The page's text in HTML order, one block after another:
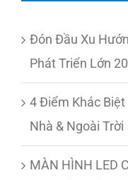
Đón Đầu Xu
Phát Triển Lớn
4 Điểm Khác
Nhà & Ngoài Trời
MÀN HÌNH LED